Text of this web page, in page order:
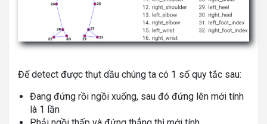
Để detect được thụt dầu chúng ta có 1 số quy tắc sau:
Đang đứng rồi ngồi xuống, sau đó đứng lên mới tính
là 1 lần